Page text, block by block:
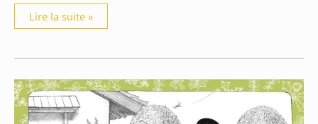
Bonsoir
lune
Lire la suite »